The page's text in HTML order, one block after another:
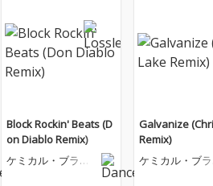
Block Rockin' Beats (D
on Diablo Remix)
ケミカル・ブラザ
Galvanize
Remix)
ケミカル・ブラ